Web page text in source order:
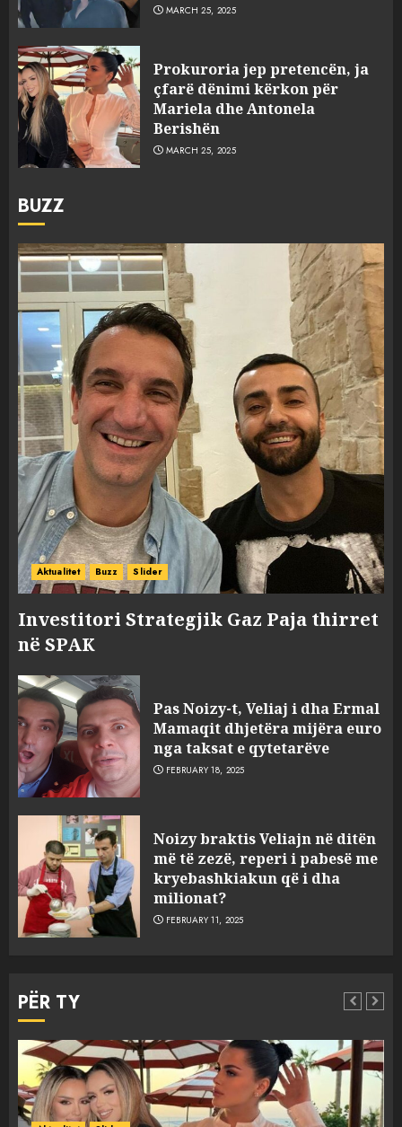
MARCH 25, 2025
Prokuroria jep pretencën, ja
çfarë dënimi kërkon për
Mariela dhe Antonela
Berishën
MARCH 25, 2025
BUZZ
Aktualitet Buzz Slider
Investitori Strategjik Gaz Paja thirret
në SPAK
Pas Noizy-t, Veliaj i dha Ermal
Mamaqit dhjetëra mijëra euro
nga taksat e qytetarëve
FEBRUARY 18, 2025
Noizy braktis Veliajn në ditën
më të zezë, reperi i pabesë me
kryebashkiakun që i dha
milionat?
FEBRUARY 11, 2025
PËR TY
Aktualitet Slider
3
sulmuan “One Albania”,
ngjarja u fsheh. A u vodhën
serverat?
MARCH 25, 2025
4 MARCH 25, 2025
“Ai që drejtonte makinën më